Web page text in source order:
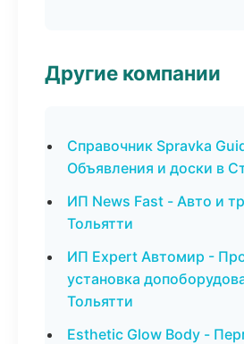
Другие компании
Справочник Spravka
Объявления и доски в
ИП News Fast - Авто и
Тольятти
ИП Expert Автомир -
установка
Тольятти
Esthetic Glow Body -